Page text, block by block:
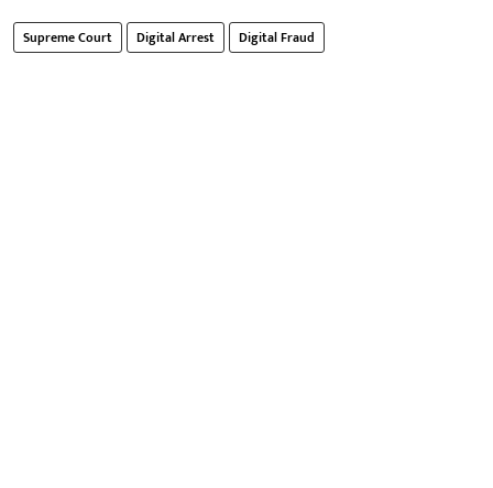
Supreme Court Digital Arrest Digital Fraud